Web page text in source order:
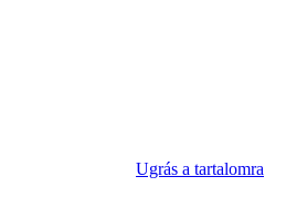
Ugrás a tartalomra